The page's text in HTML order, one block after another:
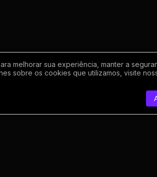
melhorar sua experiência, manter a
sobre os cookies que utilizamos, visite